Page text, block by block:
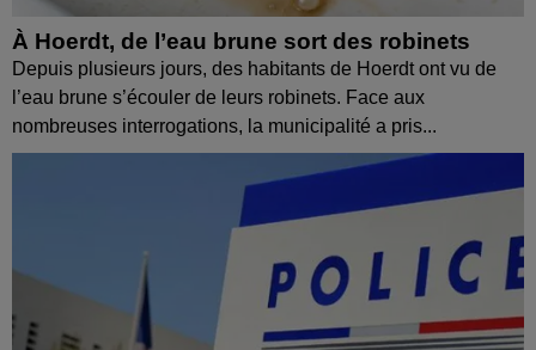
À Hoerdt, de l’eau brune sort des robinets
Depuis plusieurs jours, des habitants de Hoerdt ont vu de
l’eau brune s’écouler de leurs robinets. Face aux
nombreuses interrogations, la municipalité a pris...